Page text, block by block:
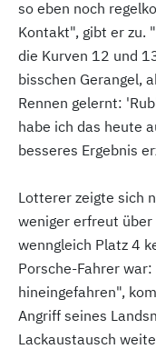
so eben noch
Kontakt", gibt er zu.
die Kurven 12 und
bisschen Gerangel,
Rennen gelernt:
habe ich das heute
besseres Ergebnis
Lotterer zeigte sich
weniger erfreut über
wenngleich Platz 4
Porsche-Fahrer
hineingefahren",
Angriff seines
Lackaustausch